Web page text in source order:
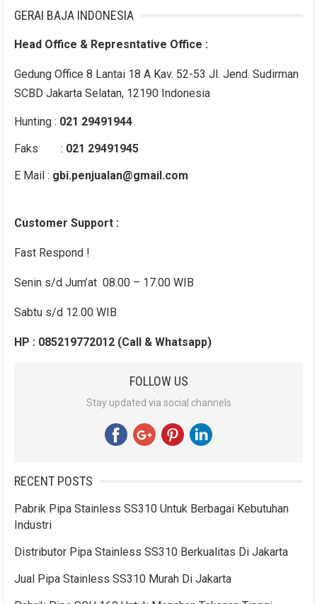
GERAI BAJA INDONESIA
Head Office & Represntative Office :
Gedung Office 8 Lantai 18 A Kav. 52-53 Jl. Jend. Sudirman
SCBD Jakarta Selatan, 12190 Indonesia
Hunting : 021 29491944
Faks : 021 29491945
E Mail : gbi.penjualan@gmail.com
Customer Support :
Fast Respond !
Senin s/d Jum’at 08.00 – 17.00 WIB
Sabtu s/d 12.00 WIB
HP : 085219772012 (Call & Whatsapp)
FOLLOW US
Stay updated via social channels
RECENT POSTS
Pabrik Pipa Stainless SS310 Untuk Berbagai Kebutuhan
Industri
Distributor Pipa Stainless SS310 Berkualitas Di Jakarta
Jual Pipa Stainless SS310 Murah Di Jakarta